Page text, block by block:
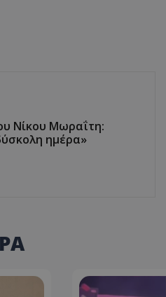
Νίκου Μωραΐτη:
ημέρα»
Τα απολύτως
ASP.NET_SessionId